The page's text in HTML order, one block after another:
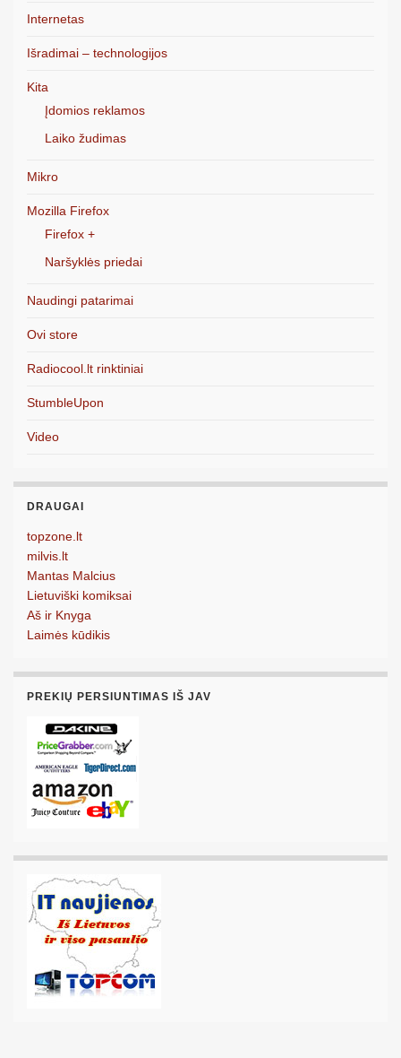
Internetas
Išradimai – technologijos
Kita
Įdomios reklamos
Laiko žudimas
Mikro
Mozilla Firefox
Firefox +
Naršyklės priedai
Naudingi patarimai
Ovi store
Radiocool.lt rinktiniai
StumbleUpon
Video
DRAUGAI
topzone.lt
milvis.lt
Mantas Malcius
Lietuviški komiksai
Aš ir Knyga
Laimės kūdikis
PREKIŲ PERSIUNTIMAS IŠ JAV